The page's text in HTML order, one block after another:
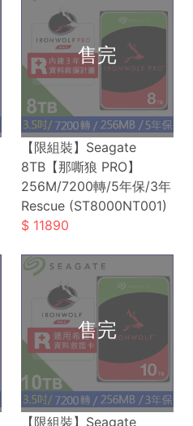
【限組裝】Seagate
8TB【那嘶狼 PRO】
256M/7200轉/5年保/3年
Rescue (ST8000NT001)
11890
【限組裝】Seagate